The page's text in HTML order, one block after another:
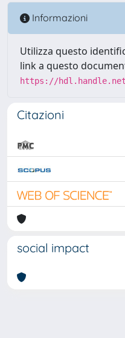
Informazioni
Utilizza questo
link a questo
https://hdl.handle.net/
Citazioni
social impact